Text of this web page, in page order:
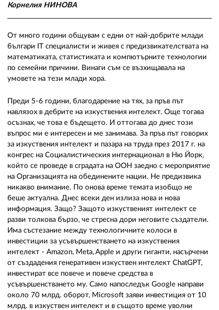
Корнелия НИНОВА
От много години общувам с едни от най-добрите млади
българи IT специалисти и живея с предизвикателствата на
математиката, статистиката и компютърните технологии
по семейни причини. Винаги съм се възхищавала на
умовете на тези млади хора.
Преди 5-6 години, благодарение на тях, за пръв път
навлязох в дебрите на изкуствения интелект. Още тогава
осъзнах, че това е бъдещето. И оттогава до днес този
въпрос ми е интересен и ме занимава. За пръв път говорих
за изкуствения интелект и пазара на труда през 2017 г. на
конгрес на Социалистическия интернационал в Ню Йорк,
който се проведе в сградата на ООН заедно с мероприятие
на Организацията на обединените нации. Не предизвика
никакво внимание. По онова време темата изобщо не
беше актуална. Днес всеки ден излиза нова и нова
информация. Защо? Защото изкуственият интелект се
разви толкова бързо, че стресна дори неговите създатели.
Има състезание между технологичните колоси в
инвестиции за усъвършенстването на изкуствения
интелект - Amazon, Meta, Apple и други гиганти, насърчени
от създадения генеративен изкуствен интелект ChatGPT,
инвестират все повече и повече средства в
усъвършенстването му. Само напоследък Google направи
около 70 млрд. оборот, Microsoft заяви инвестиция от 10
млрд. в изкуствен интелект и в същото време уволни